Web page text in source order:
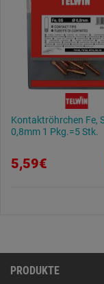
Kontaktröhrchen Fe,
0,8mm 1 Pkg.=5 Stk.
5,59€
PRODUKTE